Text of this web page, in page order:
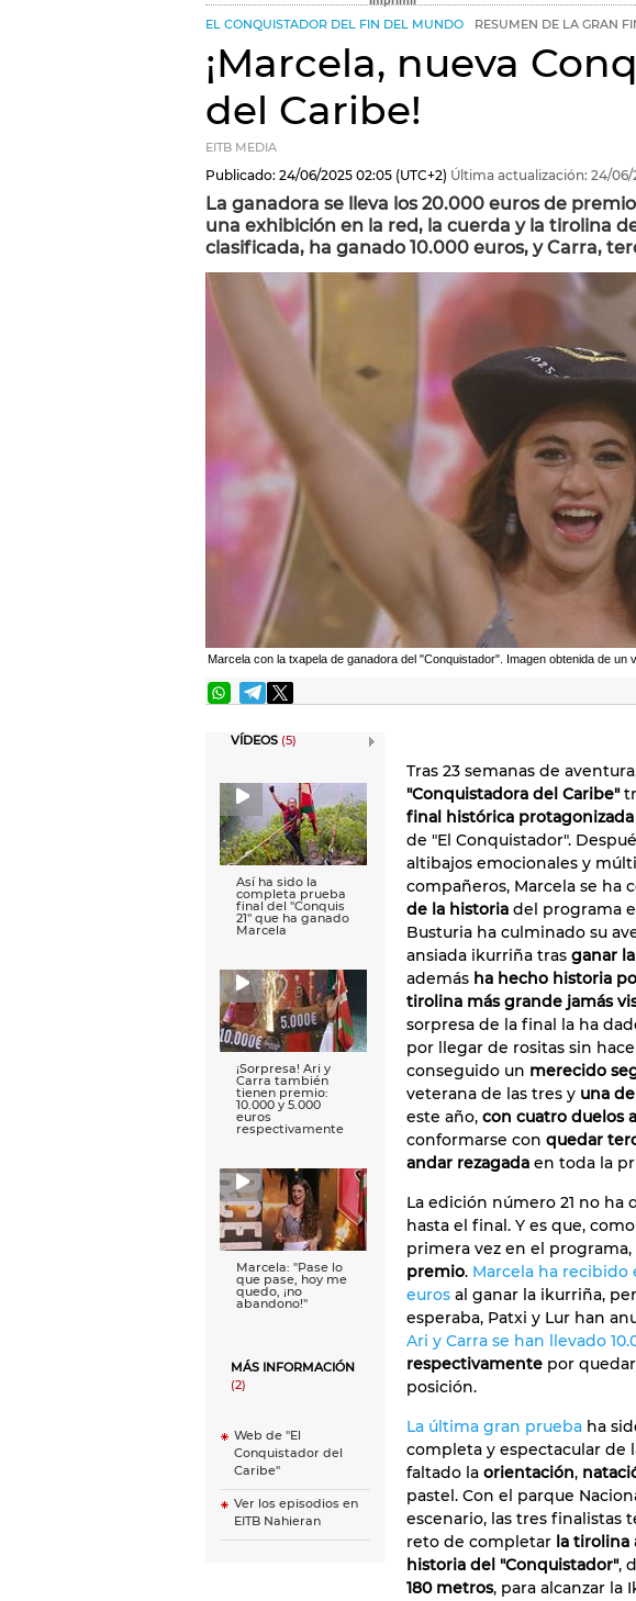
EL CONQUISTADOR DEL FIN DEL MUNDO RESUMEN DE LA GRAN
¡Marcela, nueva
del Caribe!
EITB MEDIA
Publicado: 24/06/2025 02:05 (UTC+2) Última actualización: 24/06/
La ganadora se lleva los 20.000 euros de
una exhibición en la red, la cuerda y la tirolina
clasificada, ha ganado 10.000 euros, y Carra,
Marcela con la txapela de ganadora del "Conquistador". Imagen obtenida de un
VÍDEOS (5)
Así ha sido la
completa prueba
final del ''Conquis
21'' que ha ganado
Marcela
¡Sorpresa! Ari y
Carra también
tienen premio:
10.000 y 5.000
euros
respectivamente
Marcela: ''Pase lo
que pase, hoy me
quedo, ¡no
abandono!''
Carra, ¡De locos!:
''Aunque
pensaban que mi
cabeza fallaba,
ahí estaba
funcionando todo
el día''
Ari: ''Ya lo siento
que no quería que
llegase a la final…
¡Pero aquí estoy!''
MÁS INFORMACIÓN
(2)
Web de "El
Conquistador del
Caribe"
Ver los episodios en
EITB Nahieran
Tras 23 semanas de
"Conquistadora del Caribe"
final histórica
de "El Conquistador".
altibajos emocionales y
compañeros, Marcela se ha
de la historia del programa
Busturia ha culminado su
ansiada ikurriña tras ganar
además ha hecho historia
tirolina más grande jamás
sorpresa de la final la ha
por llegar de rositas sin
conseguido un merecido
veterana de las tres y una
este año, con cuatro duelos
conformarse con quedar
andar rezagada en toda la
La edición número 21 no
hasta el final. Y es que,
primera vez en el programa,
premio. Marcela ha recibido
euros al ganar la ikurriña,
esperaba, Patxi y Lur han
Ari y Carra se han llevado
respectivamente por
posición.
La última gran prueba ha
completa y espectacular de
faltado la orientación,
pastel. Con el parque
escenario, las tres finalistas
reto de completar la tirolina
historia del "Conquistador",
180 metros, para alcanzar la